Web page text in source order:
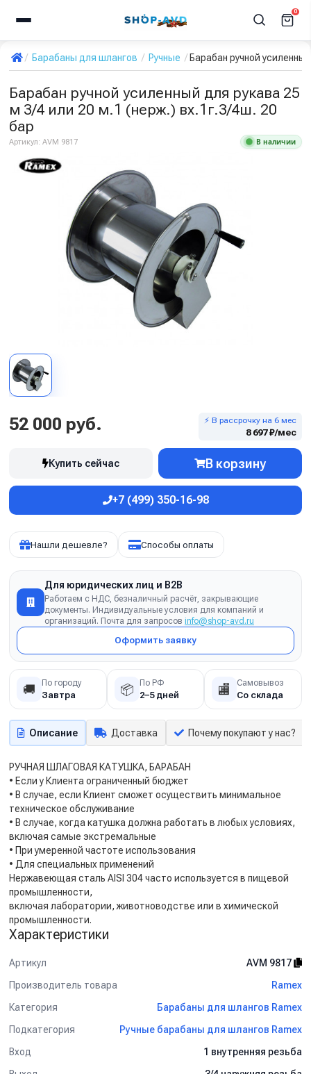
0
Барабаны для шлангов Ручные Барабан ручной
Барабан ручной усиленный для рукава 25
м 3/4 или 20 м.1 (нерж.) вх.1г.3/4ш. 20
бар
Артикул: AVM 9817 В наличии
52 000 руб. ⚡ В рассрочку на 6 мес
8 697 ₽/мес
Купить сейчас В корзину
+7 (499) 350-16-98
Нашли дешевле? Способы оплаты
Для юридических лиц и B2B
Работаем с НДС, безналичный расчёт, закрывающие
документы. Индивидуальные условия для компаний и
организаций. Почта для запросов info@shop-avd.ru
Оформить заявку
🚚 По городу
Завтра 📦 По РФ
2–5 дней 🏬 Самовывоз
Со склада
Описание Доставка Почему покупают у нас?
РУЧНАЯ ШЛАГОВАЯ КАТУШКА, БАРАБАН
• Если у Клиента ограниченный бюджет
• В случае, если Клиент сможет осуществить минимальное
техническое обслуживание
• В случае, когда катушка должна работать в любых условиях,
включая самые экстремальные
• При умеренной частоте использования
• Для специальных применений
Нержавеющая сталь AISI 304 часто используется в пищевой
промышленности,
включая лаборатории, животноводстве или в химической
промышленности.
Характеристики
Артикул
AVM 9817
Производитель товара
Ramex
Категория
Барабаны для шлангов Ramex
Подкатегория
Ручные барабаны для шлангов Ramex
Вход
1 внутренняя резьба